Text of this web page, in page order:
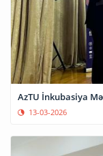
AzTU İnkubasiya
13-03-2026